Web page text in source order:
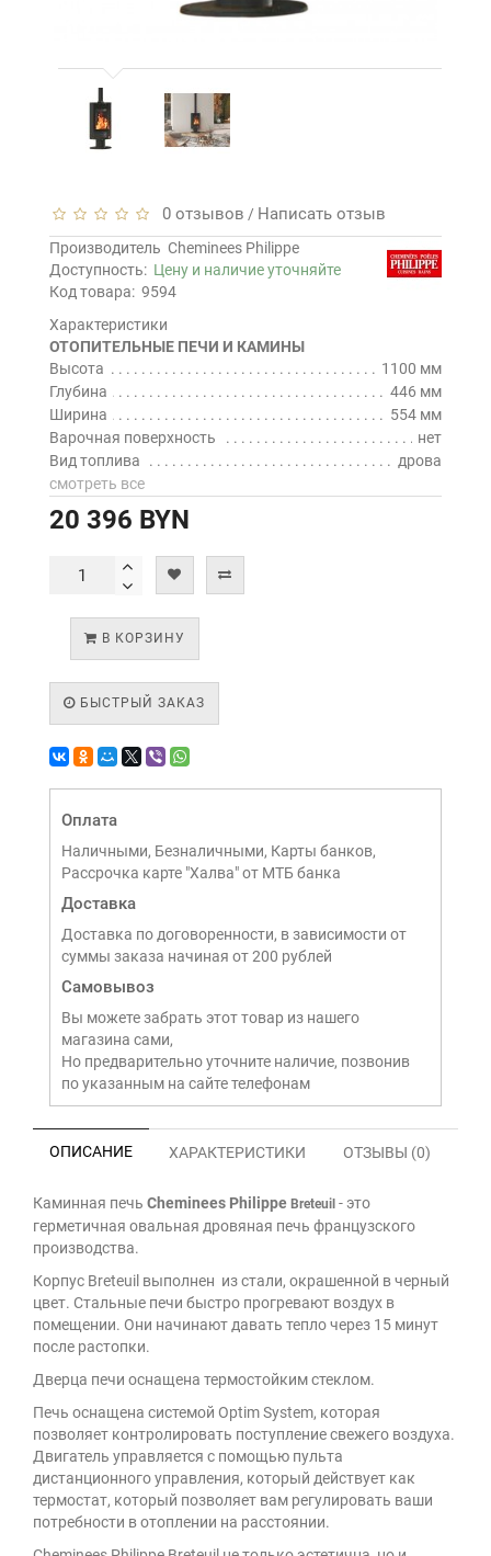
0 отзывов / Написать отзыв
Производитель Cheminees Philippe
Доступность: Цену и наличие уточняйте
Код товара: 9594
Характеристики
ОТОПИТЕЛЬНЫЕ ПЕЧИ И КАМИНЫ
Высота
1100 мм
Глубина
446 мм
Ширина
554 мм
Варочная поверхность
нет
Вид топлива
дрова
смотреть все
20 396 BYN
В КОРЗИНУ
БЫСТРЫЙ ЗАКАЗ
Оплата
Наличными, Безналичными, Карты банков,
Рассрочка карте "Халва" от МТБ банка
Доставка
Доставка по договоренности, в зависимости от
суммы заказа начиная от 200 рублей
Самовывоз
Вы можете забрать этот товар из нашего
магазина сами,
Но предварительно уточните наличие, позвонив
по указанным на сайте телефонам
ОПИСАНИЕ ХАРАКТЕРИСТИКИ ОТЗЫВЫ (0)
Каминная печь Cheminees Philippe Breteuil - это
герметичная овальная дровяная печь французского
производства.
Корпус Breteuil выполнен из стали, окрашенной в черный
цвет. Стальные печи быстро прогревают воздух в
помещении. Они начинают давать тепло через 15 минут
после растопки.
Дверца печи оснащена термостойким стеклом.
Печь оснащена системой Optim System, которая
позволяет контролировать поступление свежего воздуха.
Двигатель управляется с помощью пульта
дистанционного управления, который действует как
термостат, который позволяет вам регулировать ваши
потребности в отоплении на расстоянии.